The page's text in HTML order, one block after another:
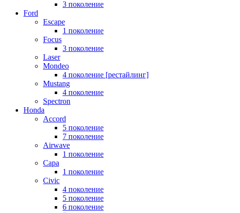
3 поколение
Ford
Escape
1 поколение
Focus
3 поколение
Laser
Mondeo
4 поколение [рестайлинг]
Mustang
4 поколение
Spectron
Honda
Accord
5 поколение
7 поколение
Airwave
1 поколение
Capa
1 поколение
Civic
4 поколение
5 поколение
6 поколение